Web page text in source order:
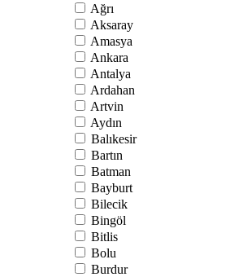
Ağrı
Aksaray
Amasya
Ankara
Antalya
Ardahan
Artvin
Aydın
Balıkesir
Bartın
Batman
Bayburt
Bilecik
Bingöl
Bitlis
Bolu
Burdur